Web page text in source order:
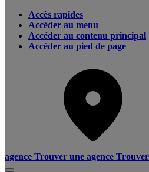
Accès rapides
Accéder au menu
Accéder au contenu principal
Accéder au pied de page
agence Trouver une agence Trouver